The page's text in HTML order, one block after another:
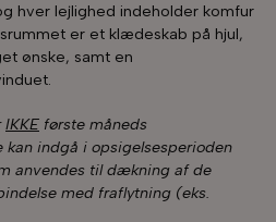
hver lejlighed indeholder komfur
er et klædeskab på hjul,
ønske, samt en
IKKE første måneds
kan indgå i opsigelsesperioden
anvendes til dækning af de
med fraflytning (eks.